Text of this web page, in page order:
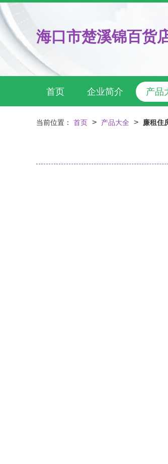
海口市楚溪锦百货
首页 企业简介 产品
当前位置： 首页 > 产品大全 > 廉租住